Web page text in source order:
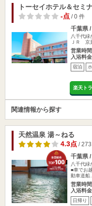
トーセイホテル＆セミ
-点/ 0 件
千葉県
八千代緑
ＪＲ 京
営業時間
入浴料
宿泊
楽天ト
関連情報から探す
天然温泉 湯～ねる
4.3点/ 273
千葉県
八千代緑
■車でお
動車道船…
営業時
入浴料
日帰り